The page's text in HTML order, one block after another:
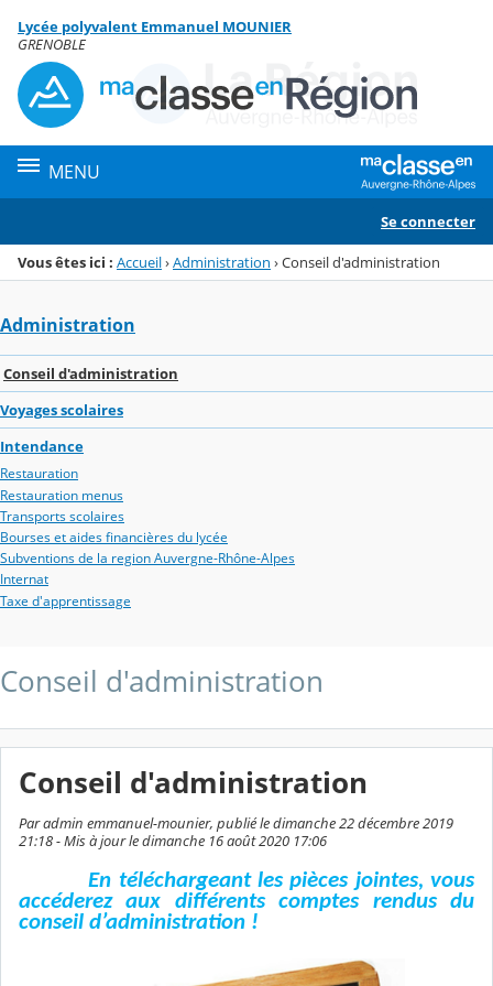
Menu de la rubrique
Contenu
Lycée polyvalent Emmanuel MOUNIER
GRENOBLE
MENU
Se connecter
Vous êtes ici : Accueil›Administration ›Conseil d'administration
Administration
Conseil d'administration
Voyages scolaires
Intendance
Restauration
Restauration menus
Transports scolaires
Bourses et aides financières du lycée
Subventions de la region Auvergne-Rhône-Alpes
Internat
Taxe d'apprentissage
Conseil d'administration
Conseil d'administration
Par admin emmanuel-mounier, publié le dimanche 22 décembre 2019
21:18 - Mis à jour le dimanche 16 août 2020 17:06
En téléchargeant les pièces jointes, vous
accéderez aux différents comptes rendus du
conseil d’administration !